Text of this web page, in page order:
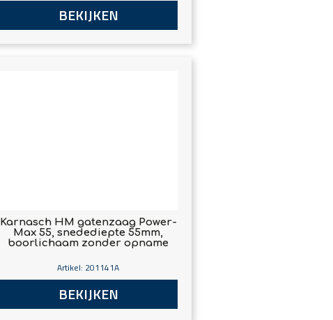
BEKIJKEN
Karnasch HM gatenzaag Power-
Max 55, snedediepte 55mm,
boorlichaam zonder opname
Artikel: 201141A
BEKIJKEN